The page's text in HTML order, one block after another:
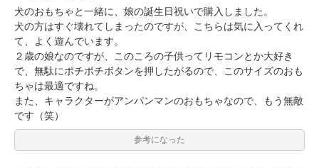
犬のおもちゃと一緒に、娘の誕生日祝いで購入しました。
犬の方はすぐ壊れてしまったのですが、こちらは気に入ってくれ
て、よく遊んでいます。
２歳の娘なのですが、このころの子供ってリモコンとか大好き
で、無駄にポチポチボタンを押したがるので、このサイズのおも
ちゃは最適ですね。
また、キャラクターがアンパンマンのおもちゃなので、もう無敵
です（笑）
参考になった